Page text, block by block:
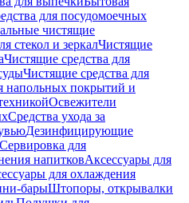
для посудомоечных
чистящие
стекол и зеркалЧистящие
Чистящие средства для
Чистящие средства для
напольных покрытий и
Освежители
Средства ухода за
Дезинфицирующие
Сервировка для
напитковАксессуары для
для охлаждения
барыШтопоры, открывалки